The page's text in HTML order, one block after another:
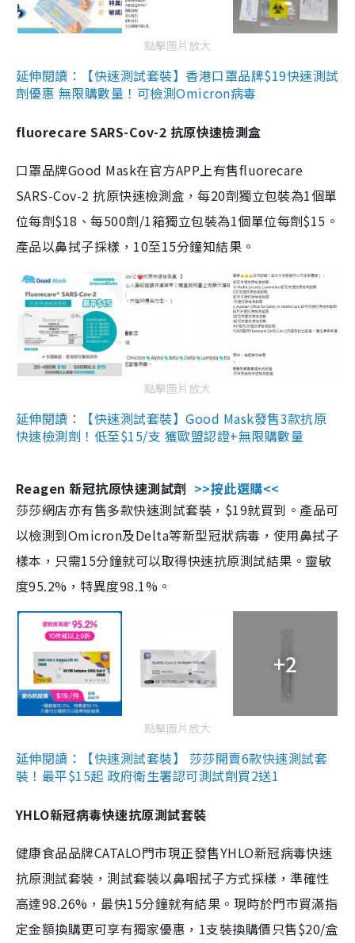
點擊圖片放大
延伸閱讀：【快速測試套裝】香港口罩品牌$19快速測試
劑優惠 無限購數量！可檢測Omicron病毒
fluorecare SARS-Cov-2 抗原快速檢測盒
口罩品牌Good Mask在官方APP上有售fluorecare
SARS-Cov-2 抗原快速檢測盒，每20劑獨立包裝為1個單
位每劑$18、每500劑/1箱獨立包裝為1個單位每劑$15。
產品以鼻拭子採樣，10至15分鐘知結果。
點擊圖片放大
延伸閱讀：【快速測試套裝】Good Mask發售3款抗原
快速檢測劑！低至$15/支 獲歐盟認證+無限購數量
Reagen 新冠抗原快速測試劑 >>按此選購<<
莎莎網店亦有售多款快速測試套裝，$19就買到。產品可
以檢測到Omicron及Delta等新型冠狀病毒，使用鼻拭子
樣本，只需15分鐘就可以取得快速抗原測試結果。靈敏
度95.2%，特異度98.1%。
+2
點擊圖片放大
延伸閱讀：【快速測試套裝】 莎莎開賣6款快速測試套
裝！最平$15起 政府衛生署認可測試劑買2送1
YHLO新冠病毒快速抗原測試套裝
健康食品品牌CATALO門市現正發售YHLO新冠病毒快速
抗原測試套裝，測試套裝以鼻咽拭子方式採樣，準確性
高達98.26%，最快15分鐘就有結果。現時於門市買滿指
定金額換購更可享有獨家優惠，1支裝換購價只售$20/盒